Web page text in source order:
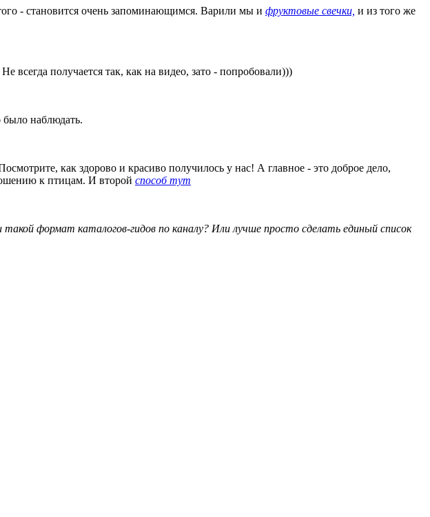
- становится очень запоминающимся. Варили мы и фруктовые свечки, и из того же
Не всегда получается так, как на видео, зато - попробовали)))
было наблюдать.
как здорово и красиво получилось у нас! А главное - это доброе дело,
к птицам. И второй способ тут
такой формат каталогов-гидов по каналу? Или лучше просто сделать единый список